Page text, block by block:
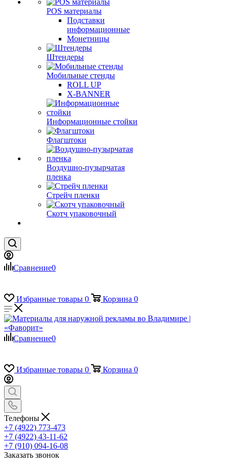
POS материалы
Подставки
информационные
Монетницы
Штендеры
Мобильные стенды
ROLL UP
X-BANNER
Информационные стойки
Флагштоки
Воздушно-пузырчатая
пленка
Стрейч пленки
Скотч упаковочный
Сравнение0
Избранные товары 0 Корзина 0
Сравнение0
Избранные товары 0 Корзина 0
Телефоны
+7 (4922) 773-473
+7 (4922) 43-11-62
+7 (910) 094-16-08
Заказать звонок